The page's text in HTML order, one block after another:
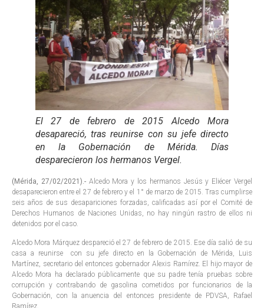
El 27 de febrero de 2015 Alcedo Mora
desapareció, tras reunirse con su jefe directo
en la Gobernación de Mérida. Días
desparecieron los hermanos Vergel.
(Mérida, 27/02/2021).-Alcedo Mora y los hermanos Jesús y Eliécer Vergel
desaparecieron entre el 27 de febrero y el 1° de marzo de 2015. Tras cumplirse
seis años de sus desapariciones forzadas, calificadas así por el Comité de
Derechos Humanos de Naciones Unidas, no hay ningún rastro de ellos ni
detenidos por el caso.
Alcedo Mora Márquez despareció el 27 de febrero de 2015. Ese día salió de su
casa a reunirse con su jefe directo en la Gobernación de Mérida, Luis
Martínez, secretario del entonces gobernador Alexis Ramírez. El hijo mayor de
Alcedo Mora ha declarado públicamente que su padre tenía pruebas sobre
corrupción y contrabando de gasolina cometidos por funcionarios de la
Gobernación, con la anuencia del entonces presidente de PDVSA, Rafael